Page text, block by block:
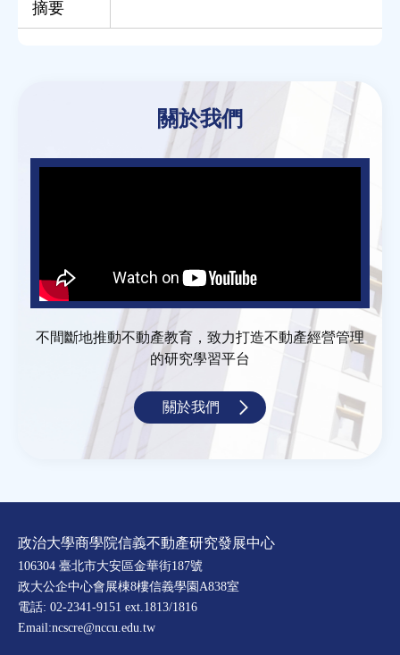
摘要
關於我們
不間斷地推動不動產教育，致力打造不動產經營管理
的研究學習平台
關於我們
政治大學商學院信義不動產研究發展中心
106304 臺北市大安區金華街187號
政大公企中心會展棟8樓信義學園A838室
電話: 02-2341-9151 ext.1813/1816
Email:ncscre@nccu.edu.tw